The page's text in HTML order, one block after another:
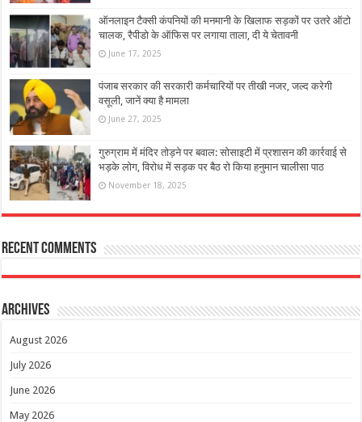
ऑनलाइन टैक्सी कंपनियों की मनमानी के खिलाफ सड़कों पर उतरे ऑटो
चालक, रैपीडो के ऑफिस पर लगाया ताला, दी ये चेतावनी
June 17, 2025
पंजाब सरकार की सरकारी कर्मचारियों पर तीखी नजर, जल्द करेगी
वसूली, जानें क्या है मामला
June 27, 2025
गुरुग्राम में मंदिर तोड़ने पर बवाल: सोसाइटी में प्रशासन की कार्रवाई से
भड़के लोग, विरोध में सड़क पर बैठ रो किया हनुमान चालीसा पाठ
November 18, 2025
Recent Comments
Archives
August 2026
July 2026
June 2026
May 2026